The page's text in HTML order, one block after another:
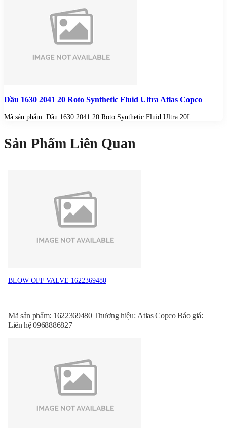
Dầu 1630 2041 20 Roto Synthetic Fluid Ultra Atlas Copco
Mã sản phẩm: Dầu 1630 2041 20 Roto Synthetic Fluid Ultra 20L...
Sản Phẩm Liên Quan
BLOW OFF VALVE 1622369480
Mã sản phẩm: 1622369480 Thương hiệu: Atlas Copco Báo giá:
Liên hệ 0968886827